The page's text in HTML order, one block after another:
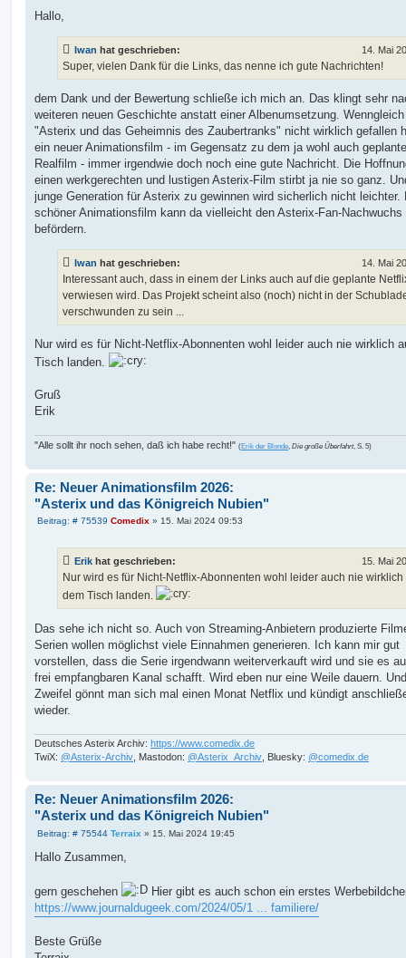
r
a
Hallo,
Iwan hat geschrieben: 14. Mai
Super, vielen Dank für die Links, das nenne ich gute Nachrichten!
dem Dank und der Bewertung schließe ich mich an. Das klingt sehr
weiteren neuen Geschichte anstatt einer Albenumsetzung.
"Asterix und das Geheimnis des Zaubertranks" nicht wirklich gefallen
ein neuer Animationsfilm - im Gegensatz zu dem ja wohl auch
Realfilm - immer irgendwie doch noch eine gute Nachricht. Die
einen werkgerechten und lustigen Asterix-Film stirbt ja nie so ganz.
junge Generation für Asterix zu gewinnen wird sicherlich nicht leichter.
schöner Animationsfilm kann da vielleicht den Asterix-Fan-Nachwuchs
befördern.
Iwan hat geschrieben: 14. Mai
Interessant auch, dass in einem der Links auch auf die geplante
verwiesen wird. Das Projekt scheint also (noch) nicht in der
verschwunden zu sein ...
Nur wird es für Nicht-Netflix-Abonnenten wohl leider auch nie wirklich
Tisch landen.
Gruß
Erik
"Alle sollt ihr noch sehen, daß ich habe recht!" (Erik der Blonde Die große Überfahrt, S. 5)
Re: Neuer Animationsfilm 2026:
"Asterix und das Königreich Nubien"
Beitrag: # 75539 B
r
a
Comedix » 15. Mai 2024 09:53
Erik hat geschrieben: 15. Mai
Nur wird es für Nicht-Netflix-Abonnenten wohl leider auch nie wirklich
dem Tisch landen.
Das sehe ich nicht so. Auch von Streaming-Anbietern produzierte
Serien wollen möglichst viele Einnahmen generieren. Ich kann mir gut
vorstellen, dass die Serie irgendwann weiterverkauft wird und sie es
frei empfangbaren Kanal schafft. Wird eben nur eine Weile dauern.
Zweifel gönnt man sich mal einen Monat Netflix und kündigt
wieder.
Deutsches Asterix Archiv: https://www.comedix.de
TwiX: @Asterix-Archiv, Mastodon: @Asterix_Archiv, Bluesky: @comedix.de
Re: Neuer Animationsfilm 2026:
"Asterix und das Königreich Nubien"
Beitrag: # 75544 B
i
g
Terraix » 15. Mai 2024 19:45
Hallo Zusammen,
gern geschehen
Hier gibt es auch schon ein erstes
https://www.journaldugeek.com/2024/05/1 ... familiere/
Beste Grüße